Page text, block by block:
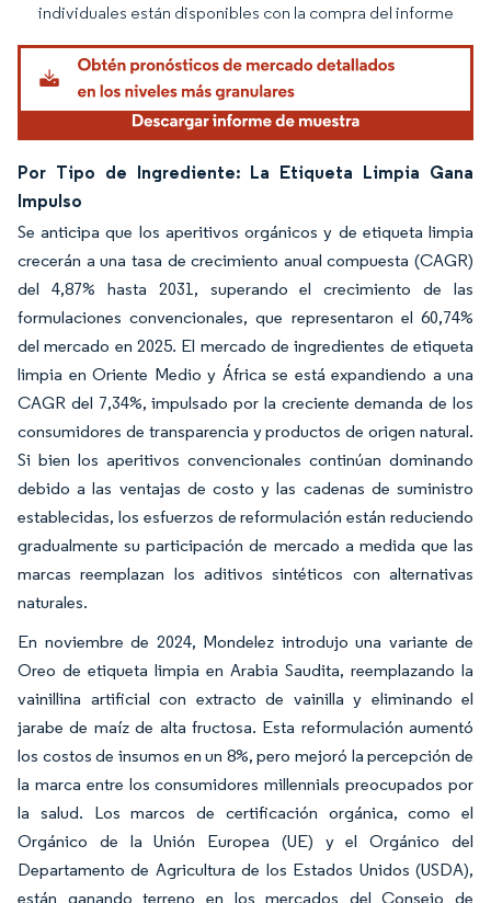
individuales están disponibles con la compra del informe
Por Tipo de Ingrediente: La Etiqueta Limpia Gana
Impulso
Se anticipa que los aperitivos orgánicos y de etiqueta limpia
crecerán a una tasa de crecimiento anual compuesta (CAGR)
del 4,87% hasta 2031, superando el crecimiento de las
formulaciones convencionales, que representaron el 60,74%
del mercado en 2025. El mercado de ingredientes de etiqueta
limpia en Oriente Medio y África se está expandiendo a una
CAGR del 7,34%, impulsado por la creciente demanda de los
consumidores de transparencia y productos de origen natural.
Si bien los aperitivos convencionales continúan dominando
debido a las ventajas de costo y las cadenas de suministro
establecidas, los esfuerzos de reformulación están reduciendo
gradualmente su participación de mercado a medida que las
marcas reemplazan los aditivos sintéticos con alternativas
naturales.
En noviembre de 2024, Mondelez introdujo una variante de
Oreo de etiqueta limpia en Arabia Saudita, reemplazando la
vainillina artificial con extracto de vainilla y eliminando el
jarabe de maíz de alta fructosa. Esta reformulación aumentó
los costos de insumos en un 8%, pero mejoró la percepción de
la marca entre los consumidores millennials preocupados por
la salud. Los marcos de certificación orgánica, como el
Orgánico de la Unión Europea (UE) y el Orgánico del
Departamento de Agricultura de los Estados Unidos (USDA),
están ganando terreno en los mercados del Consejo de